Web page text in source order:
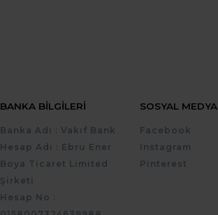
BANKA BILGILERI
Banka Adı : Vakıf Bank
Hesap Adı : Ebru Ener
Boya Ticaret Limited
Şirketi
Hesap No :
SOSYAL MEDYA
Facebook
Instagram
Pinterest